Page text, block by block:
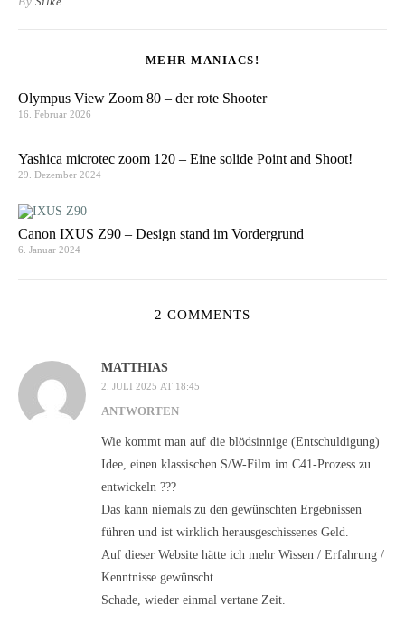
MEHR MANIACS!
Olympus View Zoom 80 – der rote Shooter
16. Februar 2026
Yashica microtec zoom 120 – Eine solide Point and Shoot!
29. Dezember 2024
Canon IXUS Z90 – Design stand im Vordergrund
6. Januar 2024
2 COMMENTS
MATTHIAS
2. JULI 2025 AT 18:45
ANTWORTEN
Wie kommt man auf die blödsinnige (Entschuldigung)
Idee, einen klassischen S/W-Film im C41-Prozess zu
entwickeln ???
Das kann niemals zu den gewünschten Ergebnissen
führen und ist wirklich herausgeschissenes Geld.
Auf dieser Website hätte ich mehr Wissen / Erfahrung /
Kenntnisse gewünscht.
Schade, wieder einmal vertane Zeit.